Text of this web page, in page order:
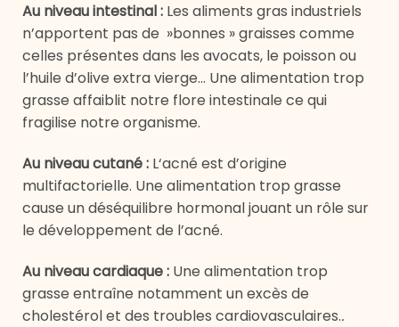
Au niveau intestinal: Les aliments gras industriels
n’apportent pas de »bonnes » graisses comme
celles présentes dans les avocats, le poisson ou
l’huile d’olive extra vierge… Une alimentation trop
grasse affaiblit notre flore intestinale ce qui
fragilise notre organisme.
Au niveau cutané: L‘acné est d’origine
multifactorielle. Une alimentation trop grasse
cause un déséquilibre hormonal jouant un rôle sur
le développement de l’acné.
Au niveau cardiaque: Une alimentation trop
grasse entraîne notamment un excès de
cholestérol et des troubles cardiovasculaires..